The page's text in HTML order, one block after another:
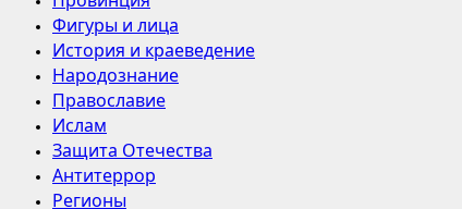
Фигуры и лица
История и краеведение
Народознание
Православие
Ислам
Защита Отечества
Антитеррор
Регионы